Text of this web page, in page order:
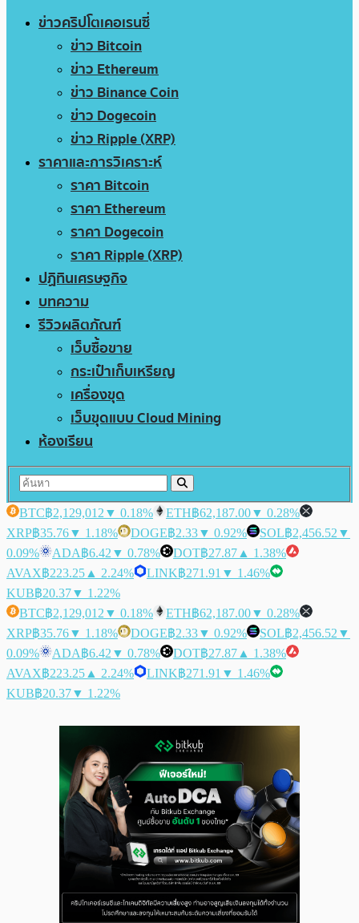
ข่าวคริปโตเคอเรนซี่
ข่าว Bitcoin
ข่าว Ethereum
ข่าว Binance Coin
ข่าว Dogecoin
ข่าว Ripple (XRP)
ราคาและการวิเคราะห์
ราคา Bitcoin
ราคา Ethereum
ราคา Dogecoin
ราคา Ripple (XRP)
ปฏิทินเศรษฐกิจ
บทความ
รีวิวผลิตภัณฑ์
เว็บซื้อขาย
กระเป๋าเก็บเหรียญ
เครื่องขุด
เว็บขุดแบบ Cloud Mining
ห้องเรียน
BTC฿2,129,012 ▼ 0.18% ETH฿62,187.00▼ 0.28%
XRP฿35.76▼ 1.18% DOGE฿2.33▼ 0.92% SOL฿2,456.52 ▼
0.09%
ADA฿6.42 ▼ 0.78% DOT฿27.87 ▲ 1.38%
AVAX฿223.25 ▲ 2.24% LINK฿271.91 ▼ 1.46%
KUB฿20.37▼ 1.22%
BTC฿2,129,012 ▼ 0.18% ETH฿62,187.00▼ 0.28%
XRP฿35.76▼ 1.18% DOGE฿2.33▼ 0.92% SOL฿2,456.52 ▼
0.09%
ADA฿6.42 ▼ 0.78% DOT฿27.87 ▲ 1.38%
AVAX฿223.25 ▲ 2.24% LINK฿271.91 ▼ 1.46%
KUB฿20.37▼ 1.22%